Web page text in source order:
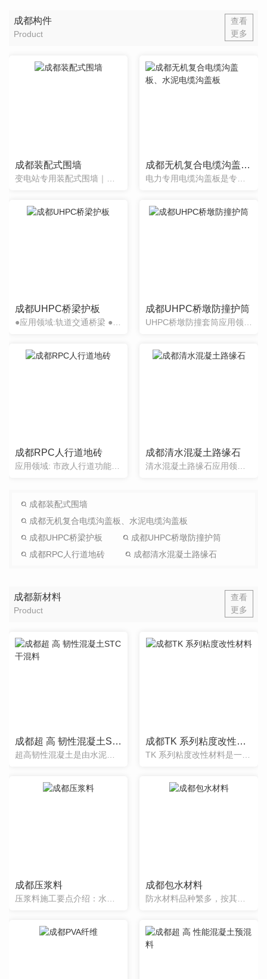
成都构件
Product
查看
更多
成都装配式围墙 成都无机复合电缆沟盖板、水泥电缆沟盖板
成都UHPC桥梁护板 成都UHPC桥墩防撞护筒
成都RPC人行道地砖
应用领域: 市政人行道功能特性: RPC人行道地砖采用活性粉末混凝土(RPC)高强材料,运用.紧密堆积理论与纤维增强技术,通过.优化级配设计,经高温蒸养等特定工艺制备而成。该产品样式多元、绿色环保、铺...
成都清水混凝土路缘石
清水混凝土路缘石应用领域和功能特性●应用领域:市政道路●功能特性:该产品采用强度不低于C40的清水混凝土预制,一次性成型,规格可定制,表面美观大方,光洁无蜂窝麻面，比普通混凝土路缘石更具质感和美观性,...
成都装配式围墙
成都无机复合电缆沟盖板、水泥电缆沟盖板
成都UHPC桥梁护板
成都UHPC桥墩防撞护筒
成都RPC人行道地砖
成都清水混凝土路缘石
成都新材料
Product
查看
更多
成都超 高 韧性混凝土STC干混料 成都TK 系列粘度改性材料
成都压浆料
压浆料施工要点介绍：水料比为0.26~0.28，可根据灌浆部位不同进行调整。首先在搅拌机中加入实际拌合水的80%-90%，开动搅拌机，均匀加入全部压浆料，边加入边搅拌。全部粉料加入完毕，然后快速搅拌3...
成都包水材料
防水材料品种繁多，按其主要原料分为4类：①沥青类防水材料。以天然沥青、石油沥青和煤沥青为主要原材料，制成的沥青油毡、纸胎沥青油毡、溶剂型和水乳型沥青类或沥青橡胶类涂料、油膏，具有良好的粘结性、塑性、抗...